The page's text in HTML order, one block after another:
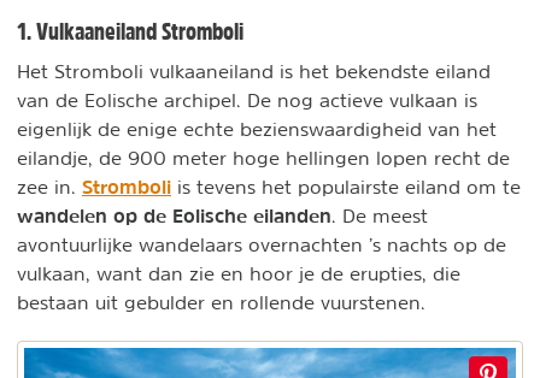
1. Vulkaaneiland Stromboli
Het Stromboli vulkaaneiland is het bekendste eiland
van de Eolische archipel. De nog actieve vulkaan is
eigenlijk de enige echte bezienswaardigheid van het
eilandje, de 900 meter hoge hellingen lopen recht de
zee in. Stromboli is tevens het populairste eiland om te
wandelen op de Eolische eilanden. De meest
avontuurlijke wandelaars overnachten ’s nachts op de
vulkaan, want dan zie en hoor je de erupties, die
bestaan uit gebulder en rollende vuurstenen.